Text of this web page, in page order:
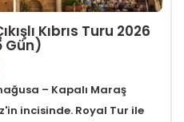
Kıbrıs Turu 2026
Gün)
– Kapalı Maraş
incisinde. Royal Tur ile